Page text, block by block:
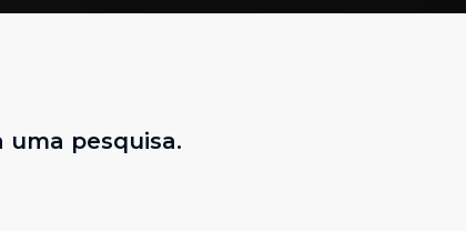
uma pesquisa.